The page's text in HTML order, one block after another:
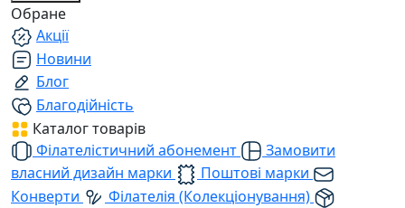
Обране
Акції
Новини
Блог
Благодійність
Каталог товарів
Філателістичний абонемент
Замовити
власний дизайн марки
Поштові марки
Конверти
Філателія (Колекціонування)